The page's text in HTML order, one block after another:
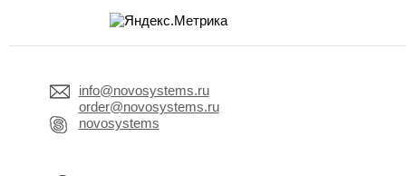
info@novosystems.ru
order@novosystems.ru
novosystems